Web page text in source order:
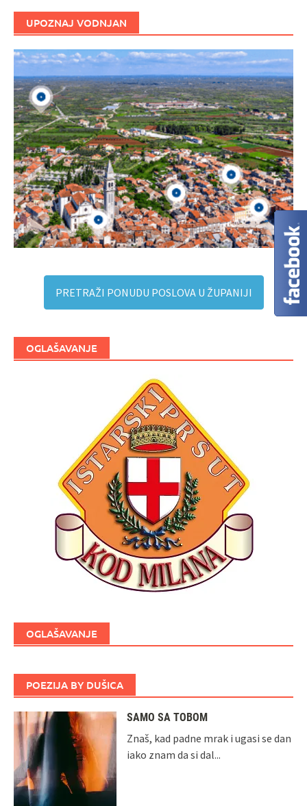
UPOZNAJ VODNJAN
PRETRAŽI PONUDU POSLOVA U ŽUPANIJI
OGLAŠAVANJE
OGLAŠAVANJE
POEZIJA BY DUŠICA
SAMO SA TOBOM
Znaš, kad padne mrak i ugasi se dan
iako znam da si dal...